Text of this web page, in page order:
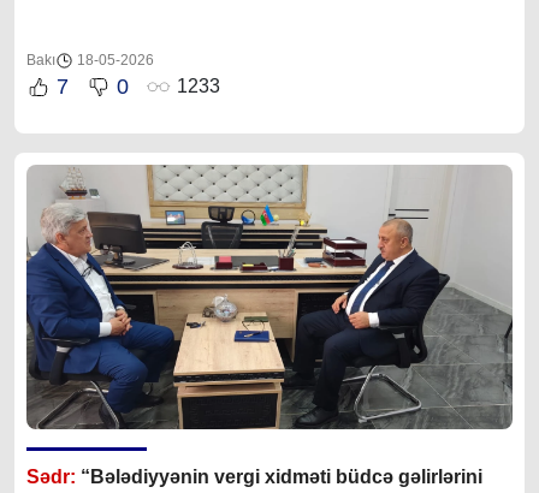
Bakı 18-05-2026
7 0 1233
Sədr: “Bələdiyyənin vergi xidməti büdcə gəlirlərini